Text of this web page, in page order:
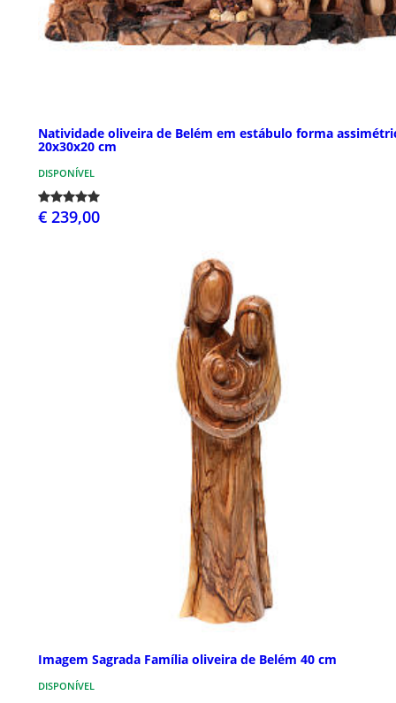
Natividade oliveira de Belém em estábulo forma
20x30x20 cm
DISPONÍVEL
€ 239,00
Imagem Sagrada Família oliveira de Belém 40 cm
DISPONÍVEL